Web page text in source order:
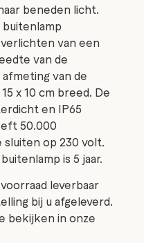
beneden licht.
van een
van de
van de
x 10 cm breed. De
en IP65
50.000
sluiten op 230 volt.
is 5 jaar.
leverbaar
bij u afgeleverd.
bekijken in onze